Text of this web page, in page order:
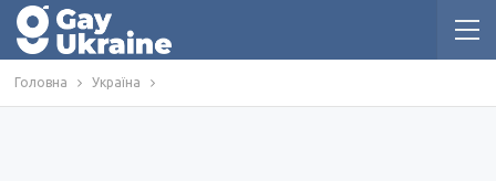
Головна Україна